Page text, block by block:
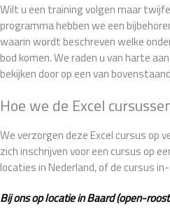
Wilt u een training volgen maar
programma hebben we een
waarin wordt beschreven welke
bod komen. We raden u van harte
bekijken door op een van
Hoe we de Excel
We verzorgen deze Excel cursus op
zich inschrijven voor een cursus op
locaties in Nederland, of de cursus
Bij ons op locatie in Baard (open-